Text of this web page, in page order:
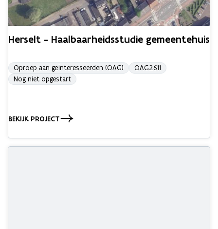
Herselt - Haalbaarheidsstudie gemeentehuis
Oproep aan geïnteresseerden (OAG)
OAG2611
Nog niet opgestart
BEKIJK PROJECT